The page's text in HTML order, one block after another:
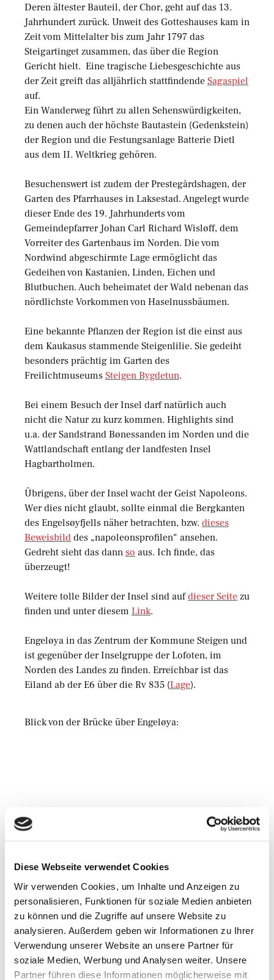
Diese Webseite verwendet Cookies
Wir verwenden Cookies, um Inhalte und Anzeigen zu
personalisieren, Funktionen für soziale Medien anbieten
zu können und die Zugriffe auf unsere Website zu
analysieren. Außerdem geben wir Informationen zu Ihrer
Verwendung unserer Website an unsere Partner für
soziale Medien, Werbung und Analysen weiter. Unsere
Partner führen diese Informationen möglicherweise mit
Deren ältester Bauteil, der Chor, geht auf das 13.
Jahrhundert zurück. Unweit des Gotteshauses kam in
Zeit vom Mittelalter bis zum Jahr 1797 das
Steigartinget zusammen, das über die Region
Gericht hielt. Eine tragische Liebesgeschichte aus
der Zeit greift das alljährlich stattfindende Sagaspiel
auf.
Ein Wanderweg führt zu allen Sehenswürdigkeiten,
zu denen auch der höchste Bautastein (Gedenkstein)
der Region und die Festungsanlage Batterie Dietl
aus dem II. Weltkrieg gehören.
Besuchenswert ist zudem der Prestegårdshagen, der
Garten des Pfarrhauses in Laksestad. Angelegt wurde
dieser Ende des 19. Jahrhunderts vom
Gemeindepfarrer Johan Carl Richard Wisløff, dem
Vorreiter des Gartenbaus im Norden. Die vom
Nordwind abgeschirmte Lage ermöglicht das
Gedeihen von Kastanien, Linden, Eichen und
Blutbuchen. Auch beheimatet der Wald nebenan das
nördlichste Vorkommen von Haselnussbäumen.
Eine bekannte Pflanzen der Region ist die einst aus
dem Kaukasus stammende Steigenlilie. Sie gedeiht
besonders prächtig im Garten des
Freilichtmuseums Steigen Bygdetun.
Bei einem Besuch der Insel darf natürlich auch
nicht die Natur zu kurz kommen. Highlights sind
u.a. der Sandstrand Bønessanden im Norden und die
Wattlandschaft entlang der landfesten Insel
Hagbartholmen.
Übrigens, über der Insel wacht der Geist Napoleons.
Wer dies nicht glaubt, sollte einmal die Bergkanten
des Engelsøyfjells näher betrachten, bzw. dieses
Beweisbild des „napoleonsprofilen“ ansehen.
Gedreht sieht das dann so aus. Ich finde, das
überzeugt!
Weitere tolle Bilder der Insel sind aufdieser Seite zu
finden und unter diesem Link.
Engeløya in das Zentrum der Kommune Steigen und
ist gegenüber der Inselgruppe der Lofoten, im
Norden des Landes zu finden. Erreichbar ist das
Eiland ab der E6 über die Rv 835 (Lage).
Blick von der Brücke über Engeløya:
Verfasst von Martin Schmidt
Mehr aus dieser
Kategorie
Abgelegt unter